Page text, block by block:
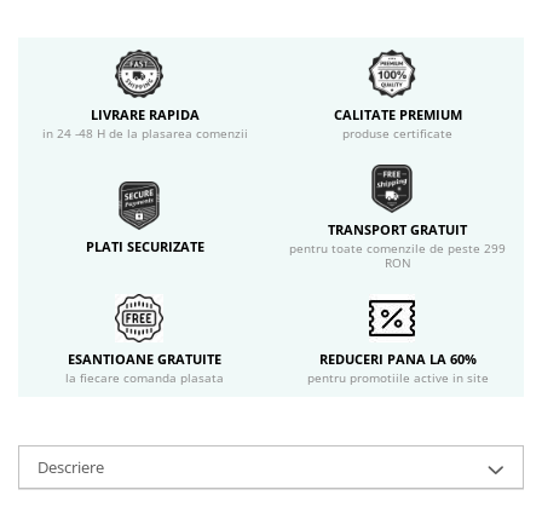
LIVRARE RAPIDA
in 24 -48 H de la plasarea comenzii
CALITATE PREMIUM
produse certificate
PLATI SECURIZATE
TRANSPORT GRATUIT
pentru toate comenzile de peste 299
RON
ESANTIOANE GRATUITE
la fiecare comanda plasata
REDUCERI PANA LA 60%
pentru promotiile active in site
Descriere